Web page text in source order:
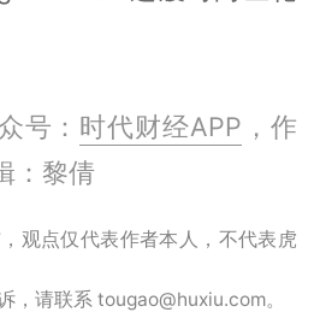
号： 时代财经APP ，作
：黎倩
观点仅代表作者本人，不代表虎
，请联系 tougao@huxiu.com。